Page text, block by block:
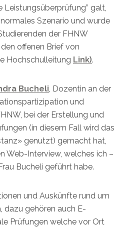
Leistungsüberprüfung” galt,
Szenario und wurde
der FHNW
offenen Brief von
Hochschulleitung Link).
Bucheli , Dozentin an der
und
bei der Erstellung und
(in diesem Fall wird das
genutzt) gemacht hat,
Web-Interview, welches ich –
Bucheli geführt habe.
und Auskünfte rund um
dazu gehören auch E-
Prüfungen welche vor Ort